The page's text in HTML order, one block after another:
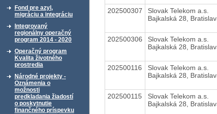
Fond pre azyl,
migráciu a integráciu
Integrovaný
regionálny operačný
program 2014 - 2020
Operačný program
Kvalita životného
prostredia
Národné projekty -
Oznámenia o
možnosti
predkladania žiadostí
o poskytnutie
finančného príspevku
202500307
Slovak Telekom a.s.
Bajkalská 28,
202500306
Slovak Telekom a.s.
Bajkalská 28,
202500116
Slovak Telekom a.s.
Bajkalská 28,
202500115
Slovak Telekom a.s.
Bajkalská 28,